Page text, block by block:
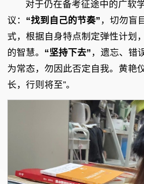
对于仍在备考征途中的广软
议： “找到自己的节奏”，切勿盲
式，根据自身特点制定弹性计划
的智慧。 “坚持下去”，遗忘、错
为常态，勿因此否定自我。黄艳
长，行则将至”。